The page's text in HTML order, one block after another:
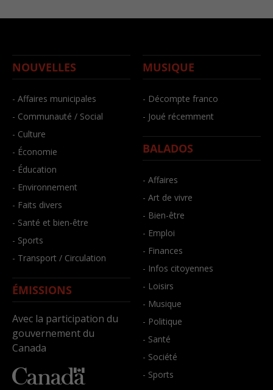
NOUVELLES
- Affaires municipales
- Communauté / Social
- Culture
- Économie
- Éducation
- Environnement
- Faits divers
- Santé et bien-être
- Sports
- Transport / Circulation
ÉMISSIONS
Avec la participation du
gouvernement du
Canada
MUSIQUE
- Décompte franco
- Joué récemment
BALADOS
- Affaires
- Art de vivre
- Bien-être
- Emploi
- Finances
- Infos citoyennes
- Loisirs
- Musique
- Politique
- Santé
- Société
- Sports